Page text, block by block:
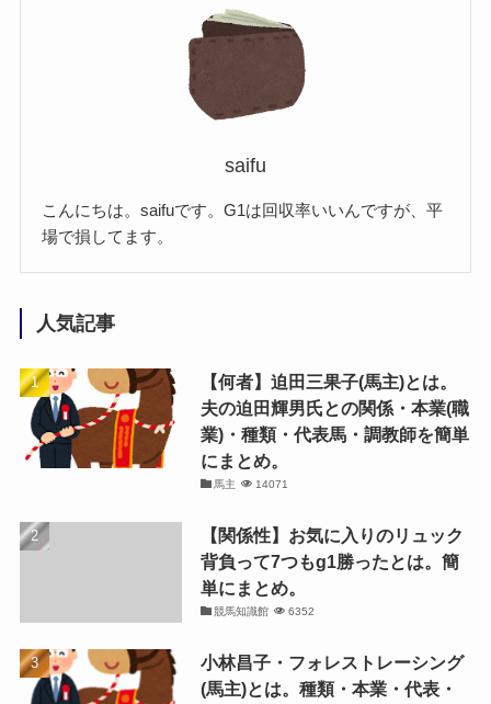
saifu
こんにちは。saifuです。G1は回収率いいんですが、平
場で損してます。
人気記事
【何者】迫田三果子(馬主)とは。
夫の迫田輝男氏との関係・本業(職
業)・種類・代表馬・調教師を簡単
にまとめ。
馬主 14071
【関係性】お気に入りのリュック
背負って7つもg1勝ったとは。簡
単にまとめ。
競馬知識館 6352
小林昌子・フォレストレーシング
(馬主)とは。種類・本業・代表・